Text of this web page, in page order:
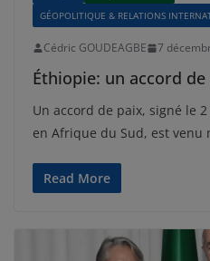
GÉOPOLITIQUE & RELATIONS
Cédric GOUDEAGBE 7
Éthiopie: un accord
Un accord de paix, signé le
en Afrique du Sud, est venu
Read More